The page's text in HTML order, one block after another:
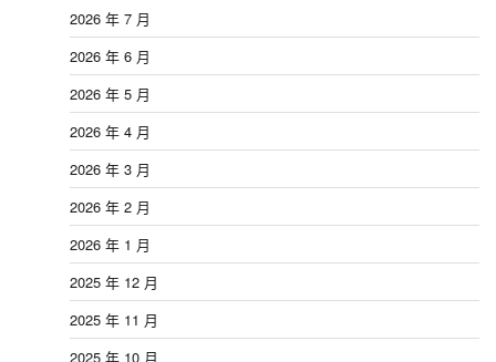
2026 年 7 月
2026 年 6 月
2026 年 5 月
2026 年 4 月
2026 年 3 月
2026 年 2 月
2026 年 1 月
2025 年 12 月
2025 年 11 月
2025 年 10 月